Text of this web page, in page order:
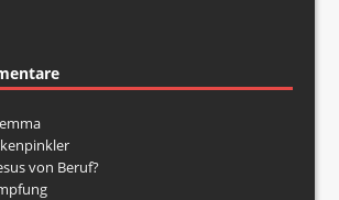
von Beruf?